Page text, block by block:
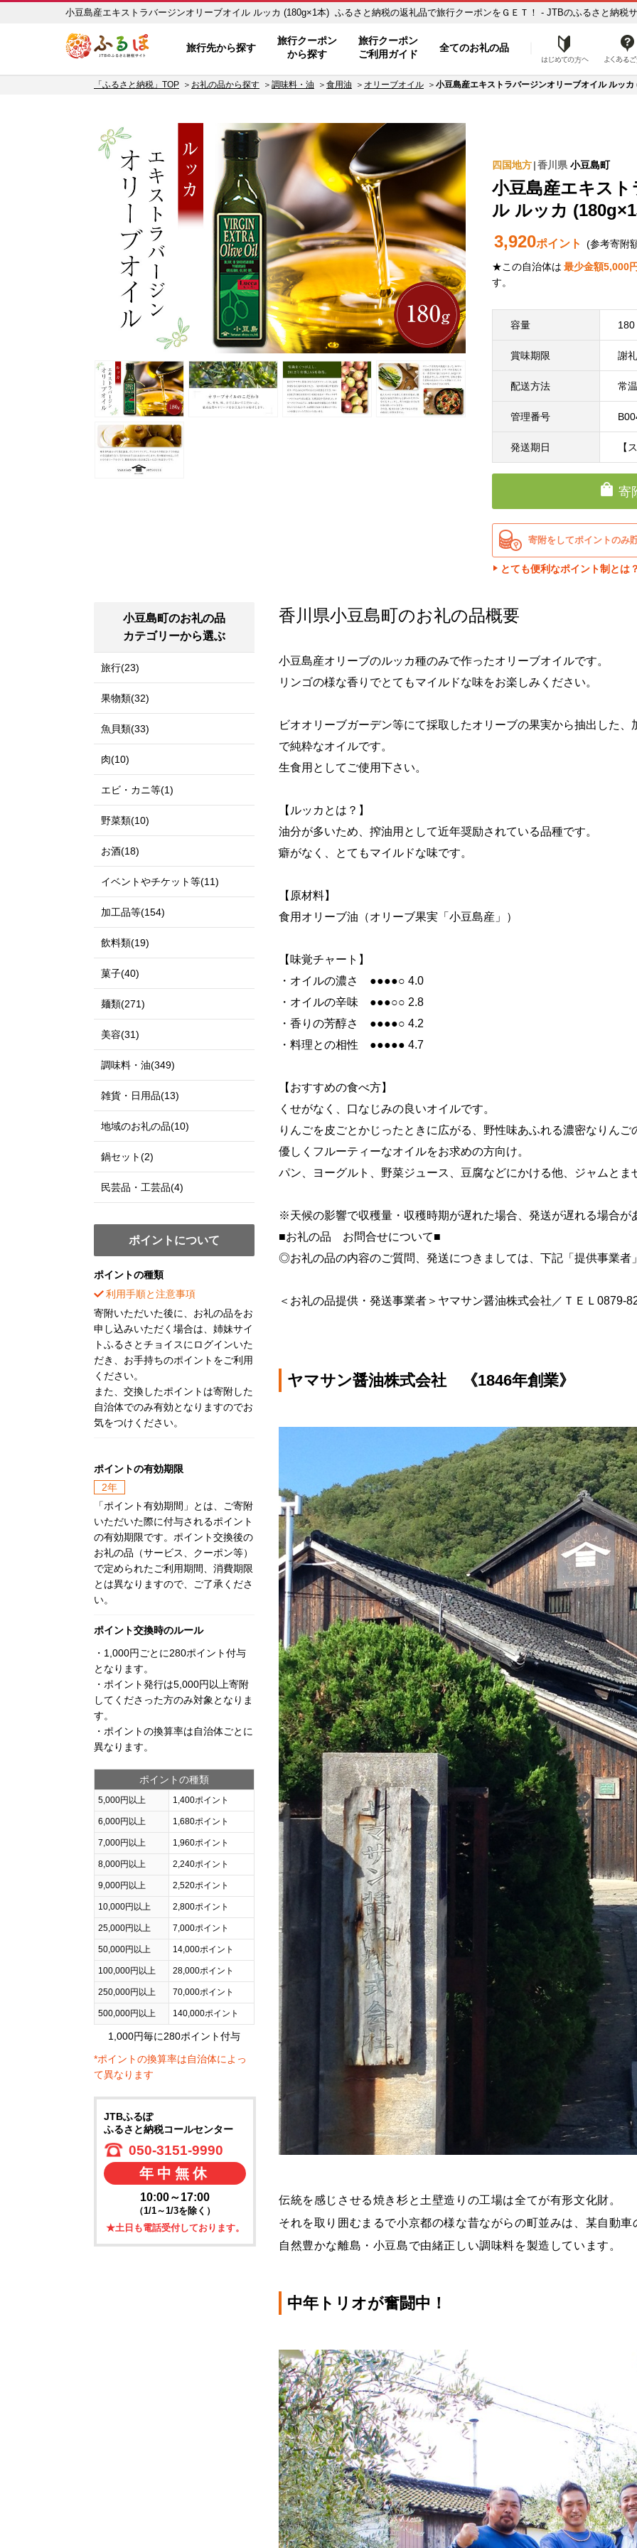
小豆島産エキストラバージンオリーブオイル ルッカ (180g×1本) ふるさと納税の返礼品で旅行クーポンをＧＥＴ！ - JTBのふるさと納税
旅行先から探す
旅行クーポン
から探す
旅行クーポン
ご利用ガイド
全てのお礼の品 はじめ
「ふるさと納税」TOP お礼の品から探す 調味料・油 食用油 オリーブオイル 小豆島産エキストラバージンオリーブオイル ルッ
四国地方 香川県 小豆島町
小豆島産エキス
ル ルッカ
3,920ポイント
(参考寄附
★この自治体は 最少金額5,000
す。
容量
賞味期限 謝
配送方法 常温
管理番号
発送期日 【
寄
寄附をしてポイントのみ
とても便利なポイント制とは
香川県小豆島町のお礼の品概要
小豆島産オリーブのルッカ種のみで作ったオリーブオイルです。
リンゴの様な香りでとてもマイルドな味をお楽しみください。
ビオオリーブガーデン等にて採取したオリーブの果実から抽出した
で純粋なオイルです。
生食用としてご使用下さい。
【ルッカとは？】
油分が多いため、搾油用として近年奨励されている品種です。
癖がなく、とてもマイルドな味です。
【原材料】
食用オリーブ油（オリーブ果実「小豆島産」）
【味覚チャート】
・オイルの濃さ ●●●●○ 4.0
・オイルの辛味 ●●●○○ 2.8
・香りの芳醇さ ●●●●○ 4.2
・料理との相性 ●●●●● 4.7
【おすすめの食べ方】
くせがなく、口なじみの良いオイルです。
りんごを皮ごとかじったときに広がる、野性味あふれる濃密なりんご
優しくフルーティーなオイルをお求めの方向け。
パン、ヨーグルト、野菜ジュース、豆腐などにかける他、ジャムと
※天候の影響で収穫量・収穫時期が遅れた場合、発送が遅れる場合が
■お礼の品 お問合せについて■
◎お礼の品の内容のご質問、発送につきましては、下記「提供事業者
＜お礼の品提供・発送事業者＞ヤマサン醤油株式会社／ＴＥＬ0879-
ヤマサン醤油株式会社 《1846年創業》
伝統を感じさせる焼き杉と土壁造りの工場は全てが有形文化財。
それを取り囲むまるで小京都の様な昔ながらの町並みは、某自動
自然豊かな離島・小豆島で由緒正しい調味料を製造しています。
中年トリオが奮闘中！
小豆島町のお礼の品
カテゴリーから選ぶ
旅行(23)
果物類(32)
魚貝類(33)
肉(10)
エビ・カニ等(1)
野菜類(10)
お酒(18)
イベントやチケット等(11)
加工品等(154)
飲料類(19)
菓子(40)
麺類(271)
美容(31)
調味料・油(349)
雑貨・日用品(13)
地域のお礼の品(10)
鍋セット(2)
民芸品・工芸品(4)
ポイントについて
ポイントの種類
利用手順と注意事項
寄附いただいた後に、お礼の品をお
申し込みいただく場合は、姉妹サイ
トふるさとチョイスにログインいた
だき、お手持ちのポイントをご利用
ください。
また、交換したポイントは寄附した
自治体でのみ有効となりますのでお
気をつけください。
ポイントの有効期限
2年
「ポイント有効期間」とは、ご寄附
いただいた際に付与されるポイント
の有効期限です。ポイント交換後の
お礼の品（サービス、クーポン等）
で定められたご利用期間、消費期限
とは異なりますので、ご了承くださ
い。
ポイント交換時のルール
・1,000円ごとに280ポイント付与
となります。
・ポイント発行は5,000円以上寄附
してくださった方のみ対象となりま
す。
・ポイントの換算率は自治体ごとに
異なります。
ポイントの種類
5,000円以上 1,400ポイント
6,000円以上 1,680ポイント
7,000円以上 1,960ポイント
8,000円以上 2,240ポイント
9,000円以上 2,520ポイント
10,000円以上 2,800ポイント
25,000円以上 7,000ポイント
50,000円以上 14,000ポイント
100,000円以上 28,000ポイント
250,000円以上 70,000ポイント
500,000円以上 140,000ポイント
1,000円毎に280ポイント付与
*ポイントの換算率は自治体によっ
て異なります
JTBふるぽ
ふるさと納税コールセンター
050-3151-9990
年中無休
10:00～17:00
（1/1～1/3を除く）
★土日も電話受付しております。